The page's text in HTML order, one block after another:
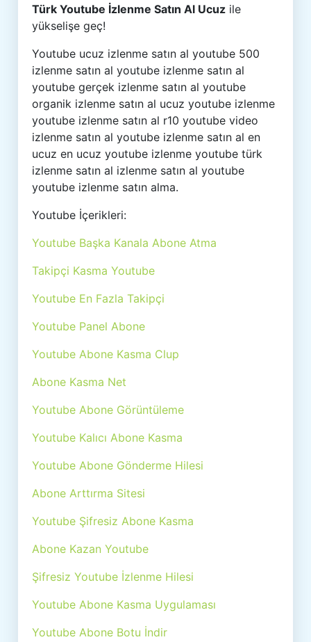
Türk Youtube İzlenme Satın Al Ucuz ile
yükselişe geç!
Youtube ucuz izlenme satın al youtube 500
izlenme satın al youtube izlenme satın al
youtube gerçek izlenme satın al youtube
organik izlenme satın al ucuz youtube izlenme
youtube izlenme satın al r10 youtube video
izlenme satın al youtube izlenme satın al en
ucuz en ucuz youtube izlenme youtube türk
izlenme satın al izlenme satın al youtube
youtube izlenme satın alma.
Youtube İçerikleri:
Youtube Başka Kanala Abone Atma
Takipçi Kasma Youtube
Youtube En Fazla Takipçi
Youtube Panel Abone
Youtube Abone Kasma Clup
Abone Kasma Net
Youtube Abone Görüntüleme
Youtube Kalıcı Abone Kasma
Youtube Abone Gönderme Hilesi
Abone Arttırma Sitesi
Youtube Şifresiz Abone Kasma
Abone Kazan Youtube
Şifresiz Youtube İzlenme Hilesi
Youtube Abone Kasma Uygulaması
Youtube Abone Botu İndir